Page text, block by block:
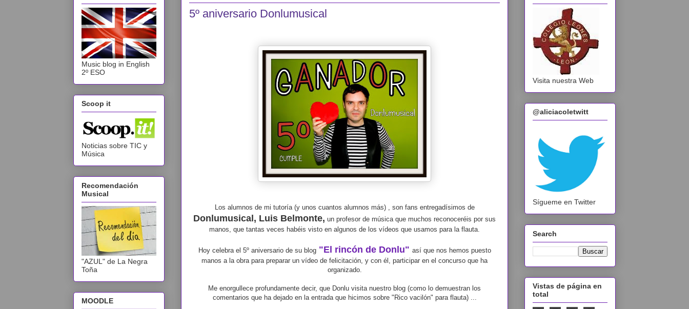
5º aniversario Donlumusical
Los alumnos de mi tutoría (y unos cuantos alumnos más) , son fans entregadísimos de
Donlumusical, Luis Belmonte, un profesor de música que muchos reconoceréis por sus
manos, que tantas veces habéis visto en algunos de los vídeos que usamos para la flauta.
Hoy celebra el 5º aniversario de su blog "El rincón de Donlu" así que nos hemos puesto
manos a la obra para preparar un vídeo de felicitación, y con él, participar en el concurso que ha
organizado.
Me enorgullece profundamente decir, que Donlu visita nuestro blog (como lo demuestran los
comentarios que ha dejado en la entrada que hicimos sobre "Rico vacilón" para flauta) ...
Music blog in English
2º ESO
Scoop it
Noticias sobre TIC y
Música
Recomendación
Musical
"AZUL" de La Negra
Toña
MOODLE
Visita nuestra Web
@aliciacoletwitt
Sígueme en Twitter
Search
Vistas de página en
total